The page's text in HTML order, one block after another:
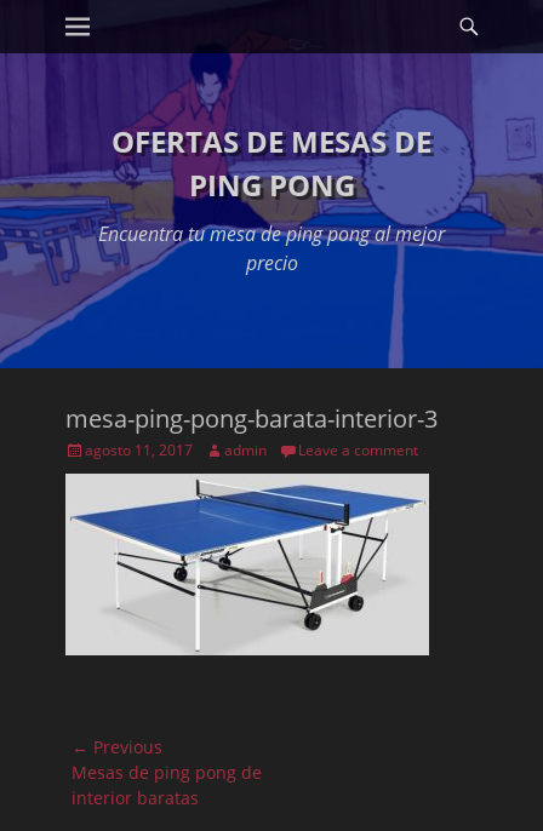
Skip
Primary Menu
OFERTAS DE MESAS DE
PING PONG
Encuentra tu mesa de ping pong al mejor
precio
mesa-ping-pong-barata-interior-3
Posted
on
agosto 11, 2017 Author
admin Leave a comment
Navegación
de
entradas
← Previous
Previous
post:
Mesas de ping pong de
interior baratas